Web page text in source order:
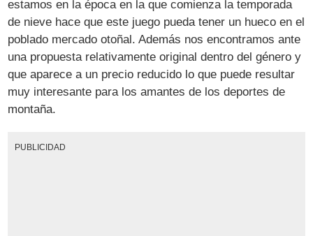
estamos en la época en la que comienza la temporada
de nieve hace que este juego pueda tener un hueco en el
poblado mercado otoñal. Además nos encontramos ante
una propuesta relativamente original dentro del género y
que aparece a un precio reducido lo que puede resultar
muy interesante para los amantes de los deportes de
montaña.
PUBLICIDAD